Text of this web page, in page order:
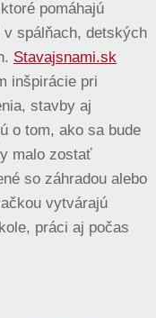
pomáhajú
spálňach, detských
Stavajsnami.sk
inšpirácie pri
stavby aj
o tom, ako sa bude
malo zostať
so záhradou alebo
vytvárajú
práci aj počas